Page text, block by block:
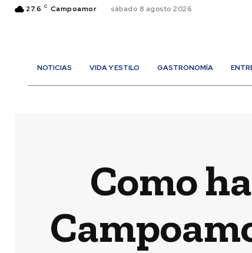
27.6 C Campoamor sábado 8 agosto 2026
NOTICIAS VIDA Y ESTILO GASTRONOMÍA
Como